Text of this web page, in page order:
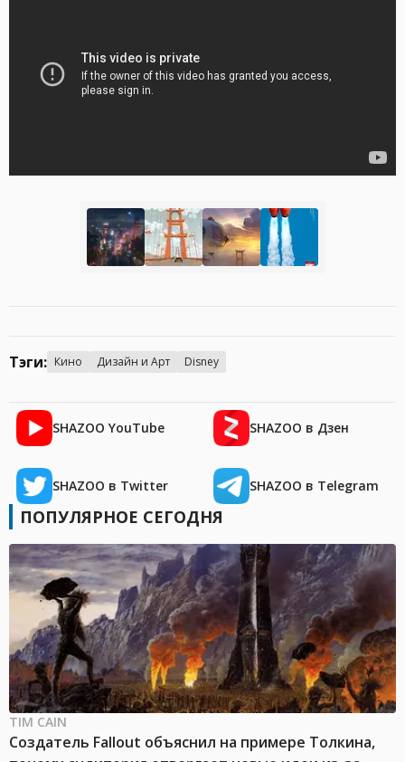
Тэги: Кино Дизайн и Арт Disney
SHAZOO YouTube SHAZOO в Дзен
SHAZOO в Twitter SHAZOO в Telegram
ПОПУЛЯРНОЕ СЕГОДНЯ
TIM CAIN
Создатель Fallout объяснил на примере Толкина,